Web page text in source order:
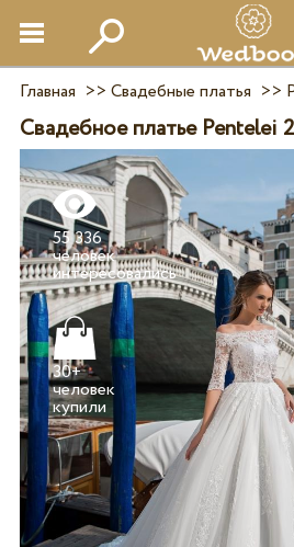
Главная >> Свадебные платья >>
Свадебное платье Pentelei
55 336
человек
интересовались
30+
человек